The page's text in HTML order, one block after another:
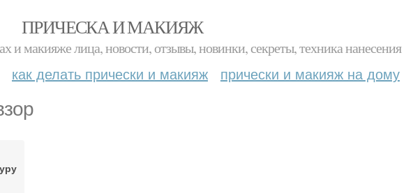
ПРИЧЕСКА И МАКИЯЖ
и макияже лица, новости, отзывы, новинки, секреты, техника нанесения
как делать прически и макияж прически и макияж на дому